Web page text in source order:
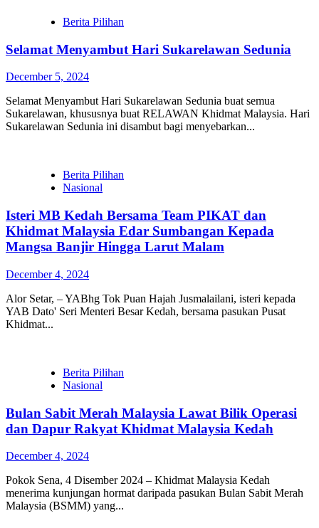
Berita Pilihan
Selamat Menyambut Hari Sukarelawan Sedunia
December 5, 2024
Selamat Menyambut Hari Sukarelawan Sedunia buat semua
Sukarelawan, khususnya buat RELAWAN Khidmat Malaysia. Hari
Sukarelawan Sedunia ini disambut bagi menyebarkan...
Berita Pilihan
Nasional
Isteri MB Kedah Bersama Team PIKAT dan
Khidmat Malaysia Edar Sumbangan Kepada
Mangsa Banjir Hingga Larut Malam
December 4, 2024
Alor Setar, – YABhg Tok Puan Hajah Jusmalailani, isteri kepada
YAB Dato' Seri Menteri Besar Kedah, bersama pasukan Pusat
Khidmat...
Berita Pilihan
Nasional
Bulan Sabit Merah Malaysia Lawat Bilik Operasi
dan Dapur Rakyat Khidmat Malaysia Kedah
December 4, 2024
Pokok Sena, 4 Disember 2024 – Khidmat Malaysia Kedah
menerima kunjungan hormat daripada pasukan Bulan Sabit Merah
Malaysia (BSMM) yang...